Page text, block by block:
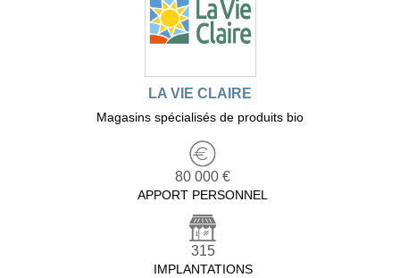
LA VIE CLAIRE
Magasins spécialisés de produits bio
80 000 €
APPORT PERSONNEL
315
IMPLANTATIONS